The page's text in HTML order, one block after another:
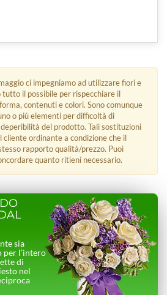
ci impegniamo ad utilizzare fiori e
il possibile per rispecchiare il
contenuti e colori. Sono comunque
o più elementi per difficoltà di
del prodotto. Tali sostituzioni
ordinante a condizione che il
rapporto qualità/prezzo. Puoi
quanto ritieni necessario.
sia
per l’intero
di
nel